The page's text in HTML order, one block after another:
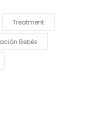
Treatment
Bebés